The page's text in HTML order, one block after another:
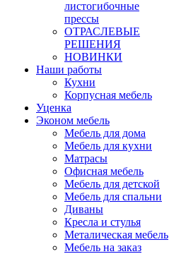
листогибочные
прессы
ОТРАСЛЕВЫЕ
РЕШЕНИЯ
НОВИНКИ
Наши работы
Кухни
Корпусная мебель
Уценка
Эконом мебель
Мебель для дома
Мебель для кухни
Матрасы
Офисная мебель
Мебель для детской
Мебель для спальни
Диваны
Кресла и стулья
Металическая мебель
Мебель на заказ